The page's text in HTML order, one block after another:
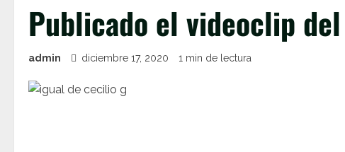
Publicado el videoclip
admin diciembre 17, 2020 1 min de lectura